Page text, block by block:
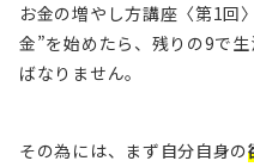
お金の増やし方講座〈第1回
金”を始めたら、残りの9で
ばなりません。
その為には、まず自分自身の